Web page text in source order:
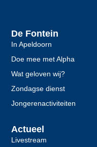
De Fontein
In Apeldoorn
Doe mee met Alpha
Wat geloven wij?
Zondagse dienst
Jongerenactiviteiten
Actueel
Livestream